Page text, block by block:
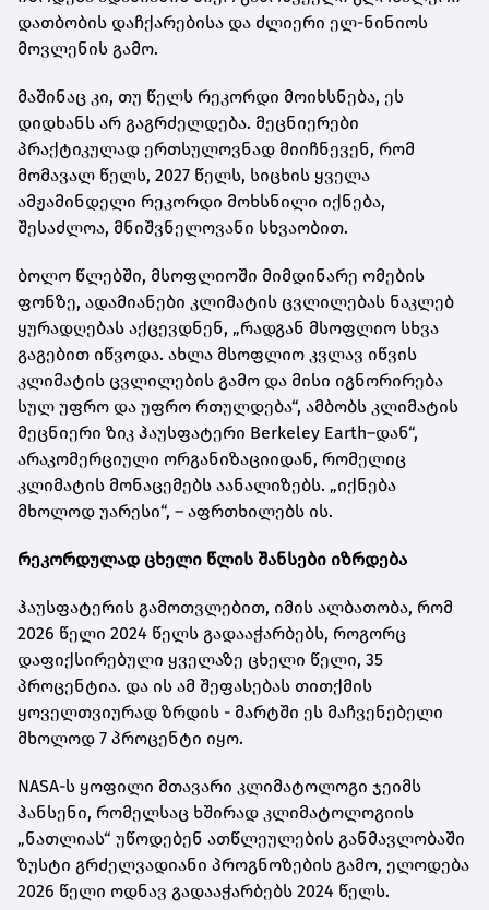
დათბობის დაჩქარებისა და ძლიერი ელ-ნინიოს
მოვლენის გამო.
მაშინაც კი, თუ წელს რეკორდი მოიხსნება, ეს
დიდხანს არ გაგრძელდება. მეცნიერები
პრაქტიკულად ერთსულოვნად მიიჩნევენ, რომ
მომავალ წელს, 2027 წელს, სიცხის ყველა
ამჟამინდელი რეკორდი მოხსნილი იქნება,
შესაძლოა, მნიშვნელოვანი სხვაობით.
ბოლო წლებში, მსოფლიოში მიმდინარე ომების
ფონზე, ადამიანები კლიმატის ცვლილებას ნაკლებ
ყურადღებას აქცევდნენ, „რადგან მსოფლიო სხვა
გაგებით იწვოდა. ახლა მსოფლიო კვლავ იწვის
კლიმატის ცვლილების გამო და მისი იგნორირება
სულ უფრო და უფრო რთულდება“, ამბობს კლიმატის
მეცნიერი ზიკ ჰაუსფატერი Berkeley Earth–დან“,
არაკომერციული ორგანიზაციიდან, რომელიც
კლიმატის მონაცემებს აანალიზებს. „იქნება
მხოლოდ უარესი“, – აფრთხილებს ის.
რეკორდულად ცხელი წლის შანსები იზრდება
ჰაუსფატერის გამოთვლებით, იმის ალბათობა, რომ
2026 წელი 2024 წელს გადააჭარბებს, როგორც
დაფიქსირებული ყველაზე ცხელი წელი, 35
პროცენტია. და ის ამ შეფასებას თითქმის
ყოველთვიურად ზრდის - მარტში ეს მაჩვენებელი
მხოლოდ 7 პროცენტი იყო.
NASA-ს ყოფილი მთავარი კლიმატოლოგი ჯეიმს
ჰანსენი, რომელსაც ხშირად კლიმატოლოგიის
„ნათლიას“ უწოდებენ ათწლეულების განმავლობაში
ზუსტი გრძელვადიანი პროგნოზების გამო, ელოდება
2026 წელი ოდნავ გადააჭარბებს 2024 წელს.